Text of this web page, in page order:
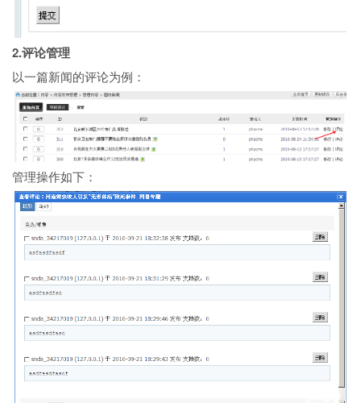
2.评论管理
以一篇新闻的评论为例：
管理操作如下：